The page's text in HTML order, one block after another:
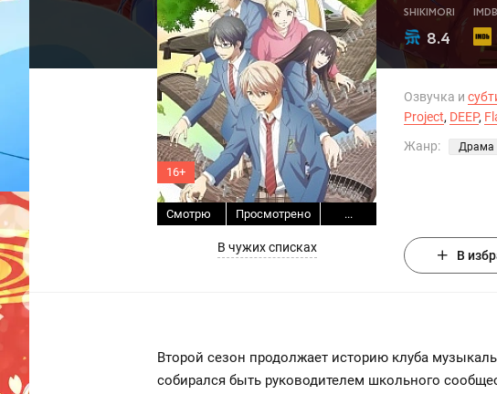
16+
Смотрю Просмотрено ...
В чужих списках
SHIKIMORI
8.4
IMDB
Озвучка и
Project, DEEP,
Жанр:
Драма
В
Второй сезон продолжает историю клуба
собирался быть руководителем школьного